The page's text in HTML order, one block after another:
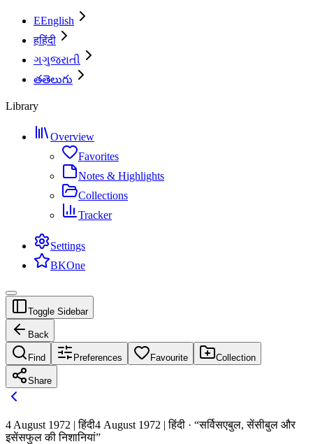
EEnglish
हहिंदी
ગગુજરાતી
తతెలుగు
Library
Overview
Favorites
Notes & Highlights
Collections
Tracker
Settings
BKOne
Toggle Sidebar
Back
Find Preferences Favourite Collection
Share
4 August 1972 | हिंदी4 August 1972 | हिंदी · “सर्विसएबुल, सेंसीबुल और
इसेंसफुल की निशानियां”